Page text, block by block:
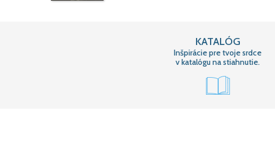
KATALÓG
Inšpirácie pre tvoje srdce
v katalógu na stiahnutie.